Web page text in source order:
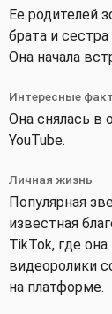
Ее родителей
брата и
Она начала
Интересные
Она снялась в
YouTube.
Личная жизнь
Популярная
известная
TikTok, где
видеоролики
на платформе.